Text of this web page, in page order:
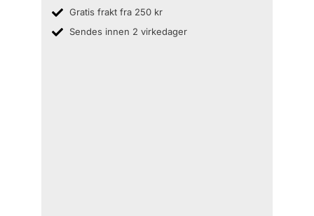
Gratis frakt fra 250 kr
Sendes innen 2 virkedager